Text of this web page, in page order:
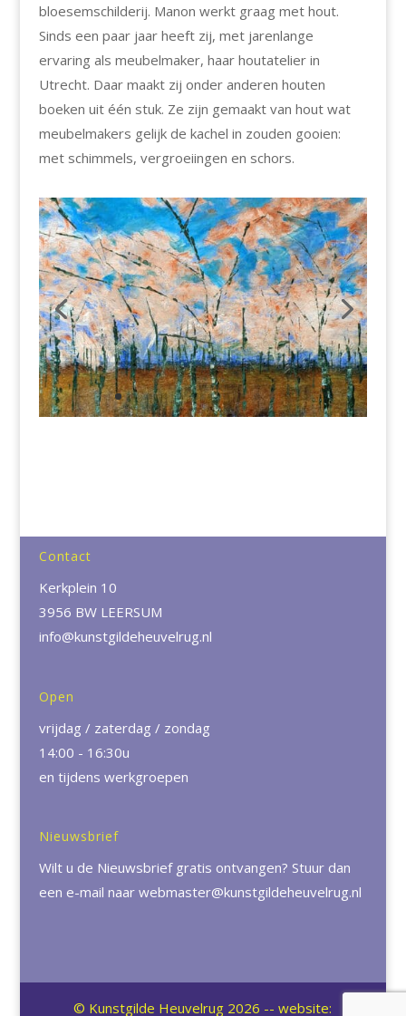
bloesemschilderij. Manon werkt graag met hout.
Sinds een paar jaar heeft zij, met jarenlange
ervaring als meubelmaker, haar houtatelier in
Utrecht. Daar maakt zij onder anderen houten
boeken uit één stuk. Ze zijn gemaakt van hout wat
meubelmakers gelijk de kachel in zouden gooien:
met schimmels, vergroeiingen en schors.
Contact
Kerkplein 10
3956 BW LEERSUM
info@kunstgildeheuvelrug.nl
Open
vrijdag / zaterdag / zondag
14:00 - 16:30u
en tijdens werkgroepen
Nieuwsbrief
Wilt u de Nieuwsbrief gratis ontvangen? Stuur dan
een e-mail naar webmaster@kunstgildeheuvelrug.nl
© Kunstgilde Heuvelrug 2026 -- website: